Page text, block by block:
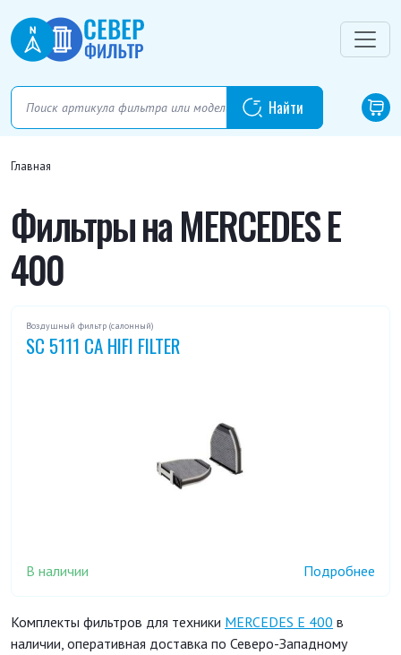
Главная
Фильтры на MERCEDES E
400
Воздушный фильтр (салонный)
SC 5111 CA HIFI FILTER
В наличии Подробнее
Комплекты фильтров для техники MERCEDES E 400 в
наличии, оперативная доставка по Северо-Западному